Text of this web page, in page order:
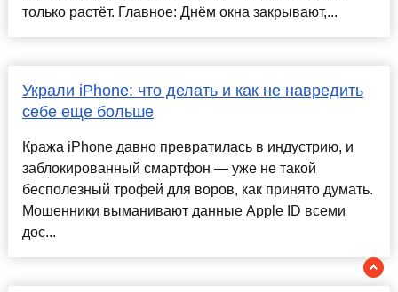
только растёт. Главное: Днём окна закрывают,...
Украли iPhone: что делать и как не навредить
себе еще больше
Кража iPhone давно превратилась в индустрию, и
заблокированный смартфон — уже не такой
бесполезный трофей для воров, как принято думать.
Мошенники выманивают данные Apple ID всеми
дос...